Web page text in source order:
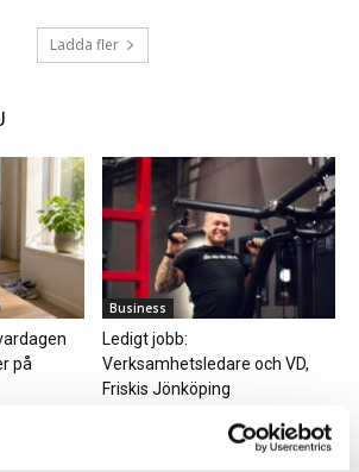
Ladda fler
på
Business
Ledigt jobb:
Verksamhetsledare och VD,
Friskis Jönköping